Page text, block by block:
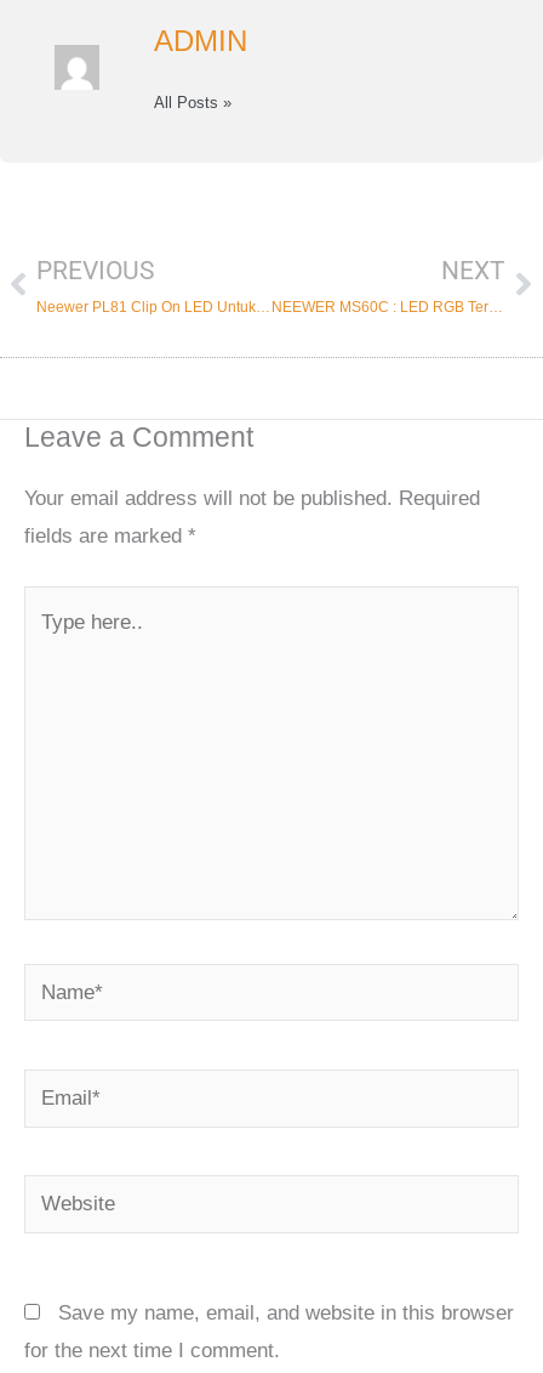
ADMIN
All Posts »
PrevPREVIOUS
Neewer PL81 Clip On LED Untuk Live dan Meeting
NEXT
NEEWER MS60C : LED RGB Terbaik dengan Harga Terjangkau?
Leave a Comment
Your email address will not be published. Required
fields are marked *
here..
Name*
Email*
Website
Save my name, email, and website in this browser
for the next time I comment.